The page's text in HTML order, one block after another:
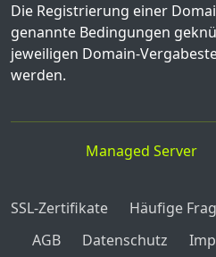
Die Registrierung einer
genannte Bedingungen
jeweiligen Domain-
werden.
Managed Server
SSL-Zertifikate
Häufige
AGB
Datenschutz